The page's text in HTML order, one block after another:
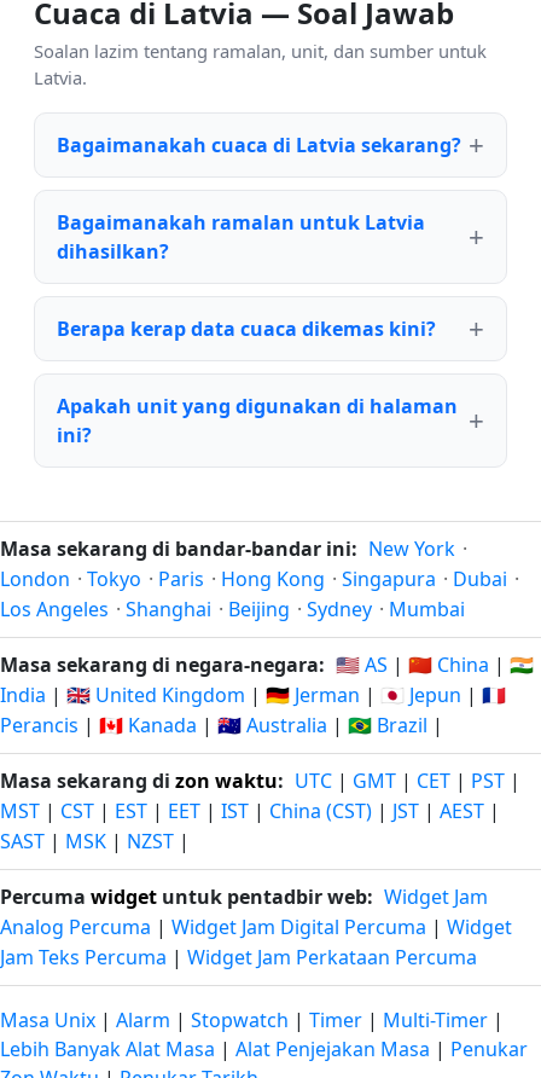
Cuaca di Latvia — Soal Jawab
Soalan lazim tentang ramalan, unit, dan sumber untuk
Latvia.
Bagaimanakah cuaca di Latvia sekarang?
Bagaimanakah ramalan untuk Latvia
dihasilkan?
Berapa kerap data cuaca dikemas kini?
Apakah unit yang digunakan di halaman
ini?
Masa sekarang di bandar-bandar ini: New York ·
London · Tokyo · Paris · Hong Kong · Singapura · Dubai ·
Los Angeles · Shanghai · Beijing · Sydney · Mumbai
Masa sekarang di negara-negara: 🇺🇸 AS | 🇨🇳 China | 🇮🇳
India | 🇬🇧 United Kingdom | 🇩🇪 Jerman | 🇯🇵 Jepun | 🇫🇷
Perancis | 🇨🇦 Kanada | 🇦🇺 Australia | 🇧🇷 Brazil |
Masa sekarang di zon waktu: UTC | GMT | CET | PST |
MST | CST | EST | EET | IST | China (CST) | JST | AEST |
SAST | MSK | NZST |
Percuma widget untuk pentadbir web: Widget Jam
Analog Percuma | Widget Jam Digital Percuma | Widget
Jam Teks Percuma | Widget Jam Perkataan Percuma
Masa Unix | Alarm | Stopwatch | Timer | Multi-Timer |
Lebih Banyak Alat Masa | Alat Penjejakan Masa | Penukar